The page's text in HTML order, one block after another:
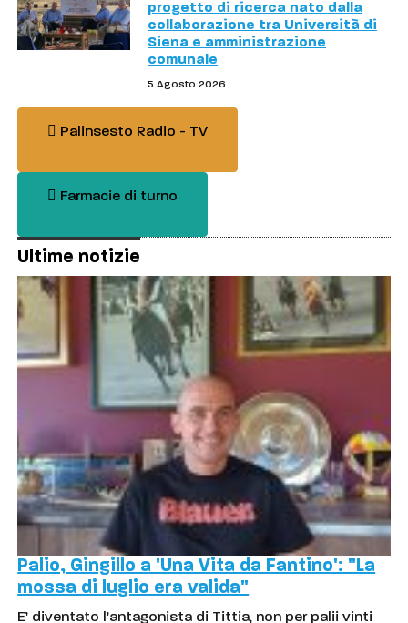
progetto di ricerca nato dalla
collaborazione tra Università di
Siena e amministrazione
comunale
5 Agosto 2026
Palinsesto Radio - TV
Farmacie di turno
Ultime notizie
Palio, Gingillo a 'Una Vita da Fantino': "La
mossa di luglio era valida"
E’ diventato l’antagonista di Tittia, non per palii vinti